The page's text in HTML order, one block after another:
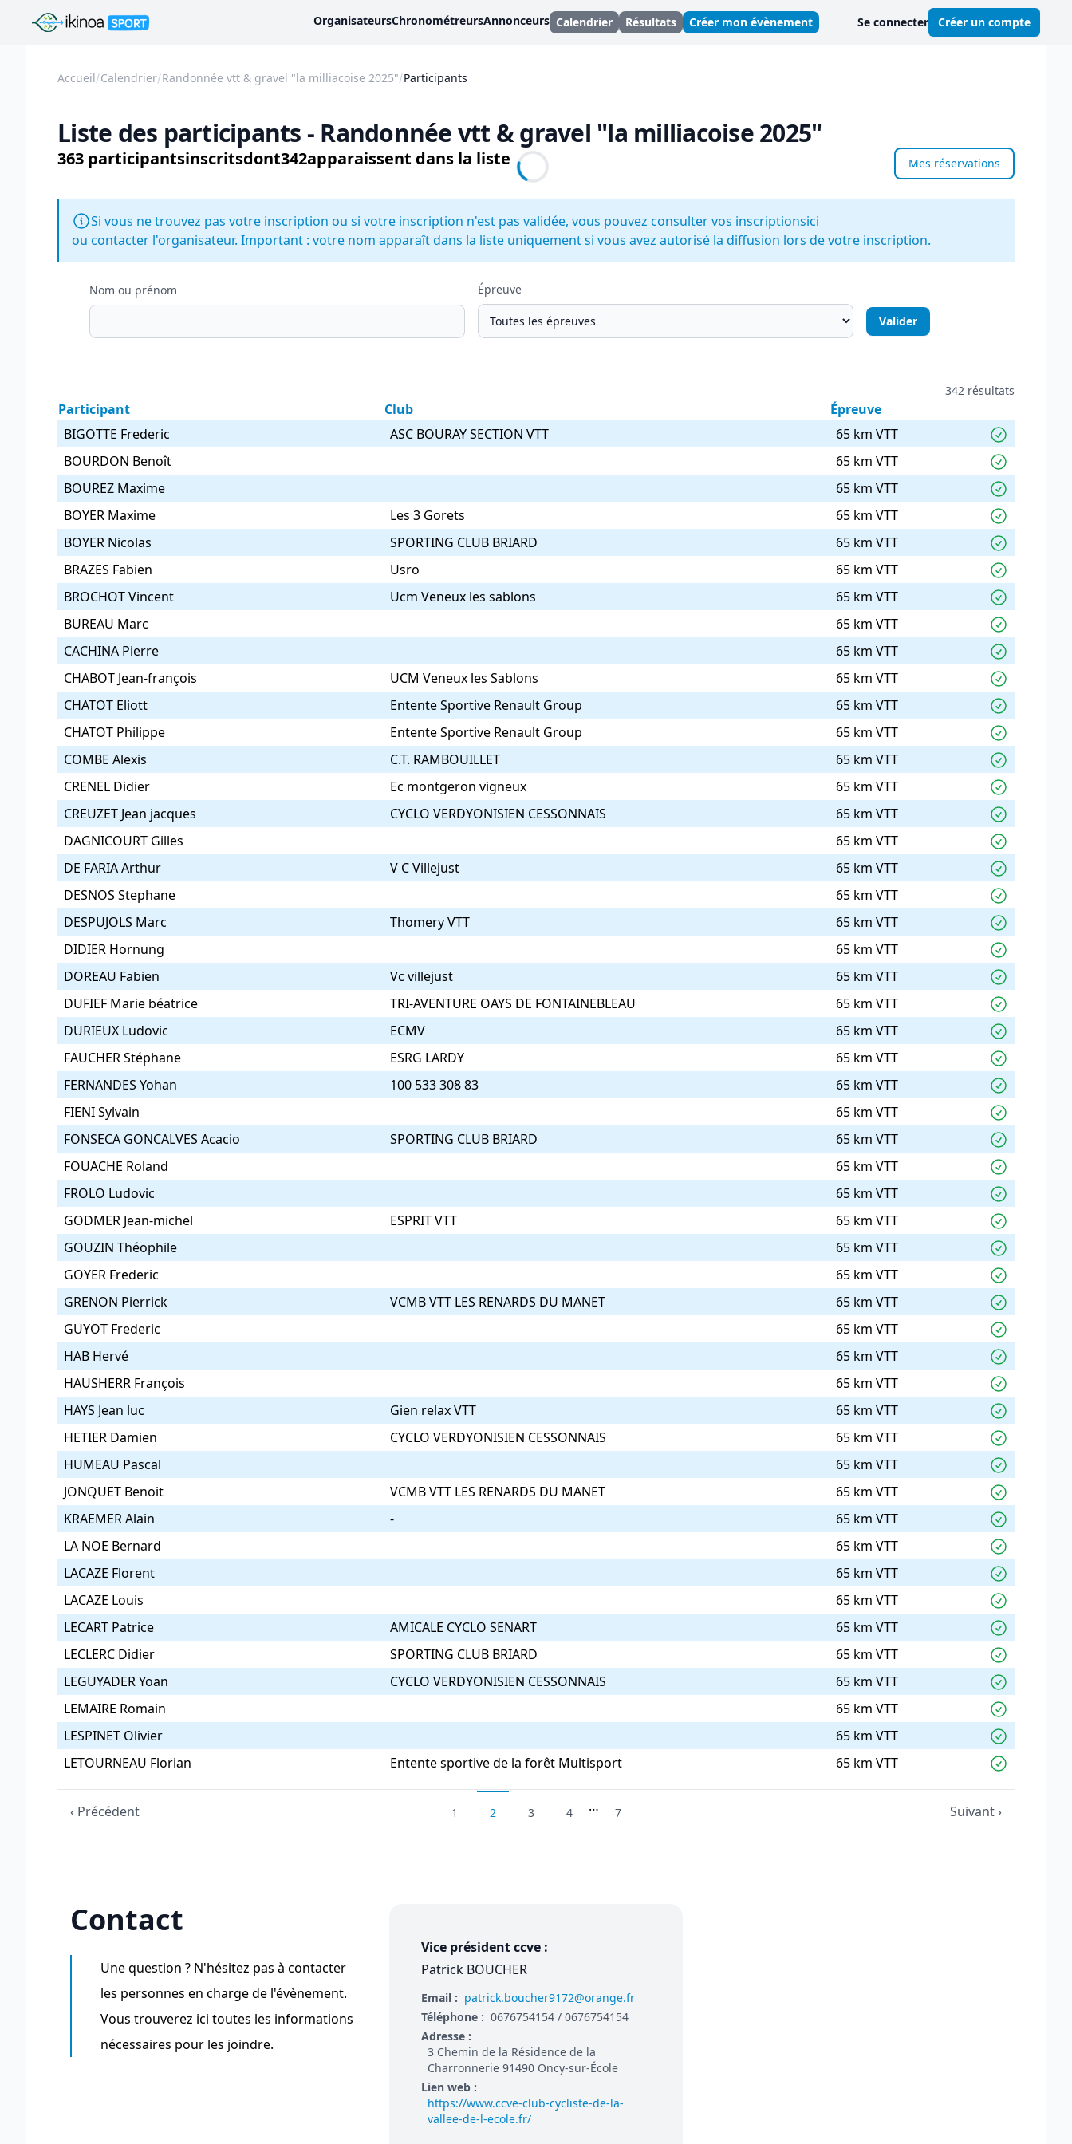
Ikinoa Sport OrganisateursChronométreursAnnonceurs Calendrier Résultats Créer mon évènement Se connecter Créer un compte
Accueil Calendrier Randonnée vtt & gravel "la milliacoise 2025" Participants
Liste des participants - Randonnée vtt & gravel "la milliacoise 2025"
363 participantsinscritsdont342apparaissent dans la liste Mes réservations
Si vous ne trouvez pas votre inscription ou si votre inscription n'est pas validée, vous pouvez consulter vos inscriptionsici
ou contacter l'organisateur. Important : votre nom apparaît dans la liste uniquement si vous avez autorisé la diffusion lors de votre inscription.
Nom ou prénom Épreuve
342 résultats
Participant Club
Épreuve
BIGOTTE Frederic
ASC BOURAY SECTION VTT
65 km VTT
BOURDON Benoît
65 km VTT
BOUREZ Maxime
65 km VTT
BOYER Maxime
Les 3 Gorets
65 km VTT
BOYER Nicolas
SPORTING CLUB BRIARD
65 km VTT
BRAZES Fabien
Usro
65 km VTT
BROCHOT Vincent
Ucm Veneux les sablons
65 km VTT
BUREAU Marc
65 km VTT
CACHINA Pierre
65 km VTT
CHABOT Jean-françois
UCM Veneux les Sablons
65 km VTT
CHATOT Eliott
Entente Sportive Renault Group
65 km VTT
CHATOT Philippe
Entente Sportive Renault Group
65 km VTT
COMBE Alexis
C.T. RAMBOUILLET
65 km VTT
CRENEL Didier
Ec montgeron vigneux
65 km VTT
CREUZET Jean jacques
CYCLO VERDYONISIEN CESSONNAIS
65 km VTT
DAGNICOURT Gilles
65 km VTT
DE FARIA Arthur
V C Villejust
65 km VTT
DESNOS Stephane
65 km VTT
DESPUJOLS Marc
Thomery VTT
65 km VTT
DIDIER Hornung
65 km VTT
DOREAU Fabien
Vc villejust
65 km VTT
DUFIEF Marie béatrice
TRI-AVENTURE OAYS DE FONTAINEBLEAU
65 km VTT
DURIEUX Ludovic
ECMV
65 km VTT
FAUCHER Stéphane
ESRG LARDY
65 km VTT
FERNANDES Yohan
100 533 308 83
65 km VTT
FIENI Sylvain
65 km VTT
FONSECA GONCALVES Acacio
SPORTING CLUB BRIARD
65 km VTT
FOUACHE Roland
65 km VTT
FROLO Ludovic
65 km VTT
GODMER Jean-michel
ESPRIT VTT
65 km VTT
GOUZIN Théophile
65 km VTT
GOYER Frederic
65 km VTT
GRENON Pierrick
VCMB VTT LES RENARDS DU MANET
65 km VTT
GUYOT Frederic
65 km VTT
HAB Hervé
65 km VTT
HAUSHERR François
65 km VTT
HAYS Jean luc
Gien relax VTT
65 km VTT
HETIER Damien
CYCLO VERDYONISIEN CESSONNAIS
65 km VTT
HUMEAU Pascal
65 km VTT
JONQUET Benoit
VCMB VTT LES RENARDS DU MANET
65 km VTT
KRAEMER Alain
-
65 km VTT
LA NOE Bernard
65 km VTT
LACAZE Florent
65 km VTT
LACAZE Louis
65 km VTT
LECART Patrice
AMICALE CYCLO SENART
65 km VTT
LECLERC Didier
SPORTING CLUB BRIARD
65 km VTT
LEGUYADER Yoan
CYCLO VERDYONISIEN CESSONNAIS
65 km VTT
LEMAIRE Romain
65 km VTT
LESPINET Olivier
65 km VTT
LETOURNEAU Florian
Entente sportive de la forêt Multisport 65 km VTT
‹ Précédent 1 2 3 4 … 7 Suivant ›
Contact
Une question ? N'hésitez pas à contacter
les personnes en charge de l'évènement.
Vous trouverez ici toutes les informations
nécessaires pour les joindre.
Vice président ccve :
Patrick BOUCHER
Email : patrick.boucher9172@orange.fr
Téléphone : 0676754154 / 0676754154
Adresse :
3 Chemin de la Résidence de la
Charronnerie 91490 Oncy-sur-École
Lien web :
https://www.ccve-club-cycliste-de-la-
vallee-de-l-ecole.fr/